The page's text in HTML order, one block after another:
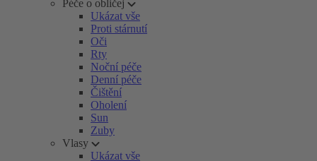
Péče o obličej
Ukázat vše
Proti stárnutí
Oči
Rty
Noční péče
Denní péče
Čištění
Oholení
Sun
Zuby
Vlasy
Ukázat vše